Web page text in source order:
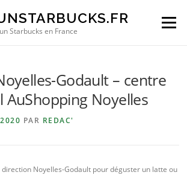
Starbucks en France
Menu
Godault – centre
AuShopping Noyelles
PAR REDAC'
direction Noyelles-Godault pour déguster un latte ou